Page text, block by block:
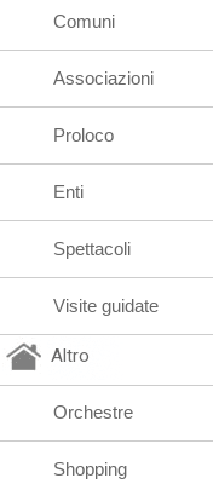
Comuni
Associazioni
Proloco
Enti
Spettacoli
Visite guidate
Altro
Orchestre
Shopping